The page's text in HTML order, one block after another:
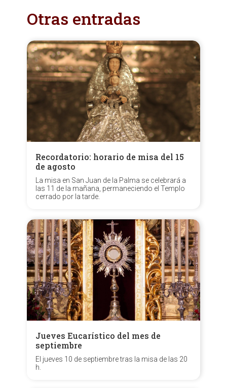
Otras entradas
Recordatorio: horario de misa del 15
de agosto
La misa en San Juan de la Palma se celebrará a
las 11 de la mañana, permaneciendo el Templo
cerrado por la tarde.
Jueves Eucarístico del mes de
septiembre
El jueves 10 de septiembre tras la misa de las 20
h.